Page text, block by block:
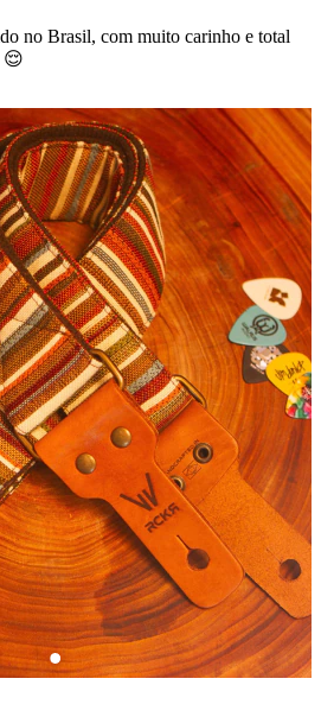
no Brasil, com muito carinho e total
😌